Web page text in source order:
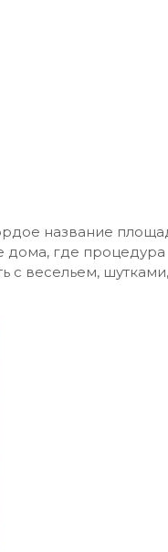
название
дома, где процедура
с весельем, шутками,